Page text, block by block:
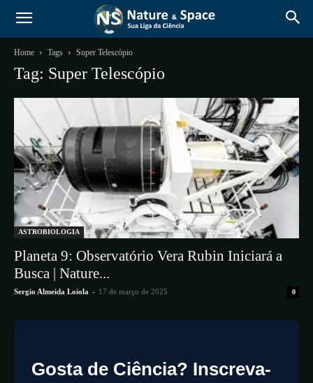
Home Tags Super Telescópio
Tag: Super Telescópio
ASTROBIOLOGIA
Planeta 9: Observatório Vera Rubin Iniciará a
Busca | Nature...
Sergio Almeida Loiola - 17 de março de 2025 0
Gosta de Ciência? Inscreva-